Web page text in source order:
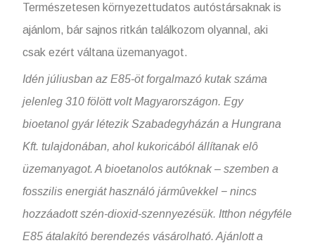
Természetesen környezettudatos autóstársaknak is
ajánlom, bár sajnos ritkán találkozom olyannal, aki
csak ezért váltana üzemanyagot.
Idén júliusban az E85-öt forgalmazó kutak száma
jelenleg 310 fölött volt Magyarországon. Egy
bioetanol gyár létezik Szabadegyházán a Hungrana
Kft. tulajdonában, ahol kukoricából állítanak elô
üzemanyagot. A bioetanolos autóknak – szemben a
fosszilis energiát használó jármûvekkel − nincs
hozzáadott szén-dioxid-szennyezésük. Itthon négyféle
E85 átalakító berendezés vásárolható. Ajánlott a